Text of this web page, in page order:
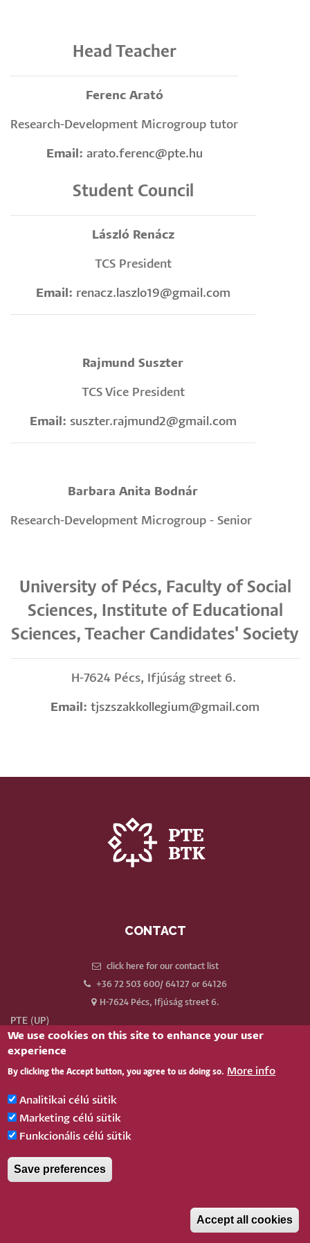
Head Teacher
Ferenc Arató
Research-Development Microgroup tutor
Email: arato.ferenc@pte.hu
Student Council
László Renácz
TCS President
Email: renacz.laszlo19@gmail.com
Rajmund Suszter
TCS Vice President
Email: suszter.rajmund2@gmail.com
Barbara Anita Bodnár
Research-Development Microgroup - Senior
University of Pécs, Faculty of Social
Sciences, Institute of Educational
Sciences, Teacher Candidates' Society
H-7624 Pécs, Ifjúság street 6.
Email: tjszszakkollegium@gmail.com
CONTACT
click here for our contact list
+36 72 503 600/ 64127 or 64126
H-7624 Pécs, Ifjúság street 6.
PTE (UP)
Neptun
Webmail
Phonebook
Our old website
BELÉPÉS
Log in
Pécsi Tudományegyetem |
- 2020.
We use cookies on this site to enhance your user
experience
By clicking the Accept button, you agree to us doing so. More info
Analitikai célú sütik
Marketing célú sütik
Funkcionális célú sütik
Save preferences
Accept all cookies